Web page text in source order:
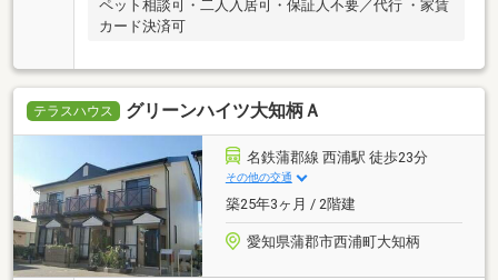
ペット相談可・二人入居可・保証人不要／代行 ・家賃
カード決済可
テラスハウス グリーンハイツ大知柄Ａ
名鉄蒲郡線 西浦駅 徒歩23分
その他の交通
築25年3ヶ月 / 2階建
愛知県蒲郡市西浦町大知柄